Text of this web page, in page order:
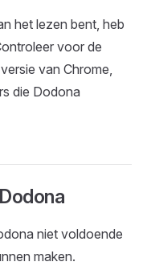
het lezen bent, heb
voor de
van Chrome,
die Dodona
niet voldoende
maken.